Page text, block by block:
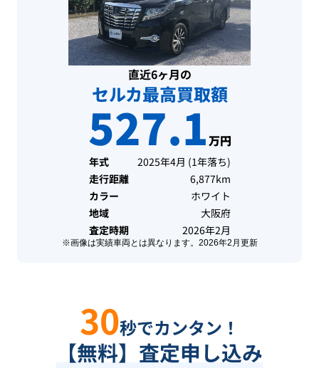
直近6ヶ月の
セルカ最高買取額
527.1万円
年式 2025年4月 (1年落ち)
走行距離
6,877km
カラー
ホワイト
地域
大阪府
査定時期
2026年2月
※画像は実績車両とは異なります。 2026年2月 更新
30秒でカンタン！
【無料】査定申し込み